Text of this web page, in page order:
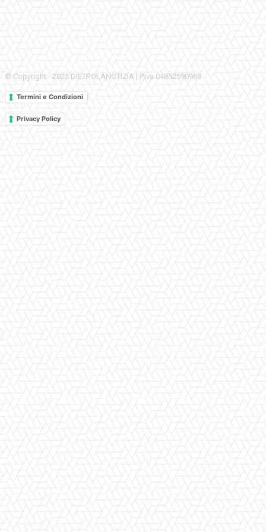
© Copyright - 2025 DIETROLANOTIZIA | P.Iva 04852590969
Termini e Condizioni
Privacy Policy